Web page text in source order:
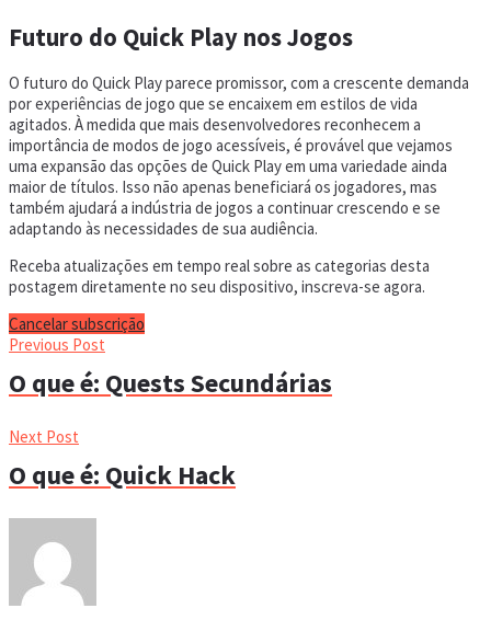
Futuro do Quick Play nos Jogos
O futuro do Quick Play parece promissor, com a crescente demanda
por experiências de jogo que se encaixem em estilos de vida
agitados. À medida que mais desenvolvedores reconhecem a
importância de modos de jogo acessíveis, é provável que vejamos
uma expansão das opções de Quick Play em uma variedade ainda
maior de títulos. Isso não apenas beneficiará os jogadores, mas
também ajudará a indústria de jogos a continuar crescendo e se
adaptando às necessidades de sua audiência.
Receba atualizações em tempo real sobre as categorias desta
postagem diretamente no seu dispositivo, inscreva-se agora.
Cancelar subscrição
Previous Post
O que é: Quests Secundárias
Next Post
O que é: Quick Hack